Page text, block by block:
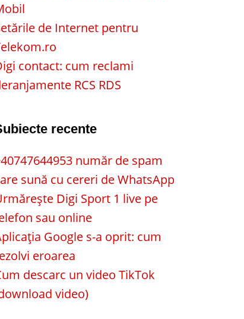
de Internet pentru
contact: cum reclami
RCS RDS
recente
număr de spam
sună cu cereri de WhatsApp
Digi Sport 1 live pe
sau online
Google s-a oprit: cum
eroarea
descarc un video TikTok
video)